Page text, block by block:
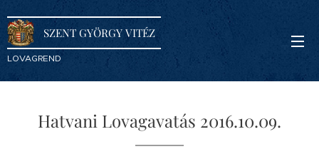
SZENT GYÖRGY VITÉZ
LOVAGREND
Hatvani Lovagavatás 2016.10.09.